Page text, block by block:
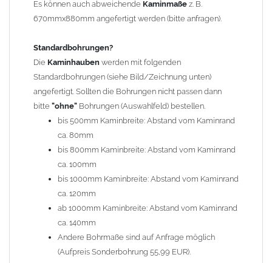
beträgt ca. 25cm bis 30cm. DieKaminhaubekann mit längeren
Stützen bis Höhe 450mm geliefert werden (Aufpreis 42,89 EUR).
Kaminkopfabdeckung
Kaminhaubewirdohne Kaminkopfabdeckung
Kaminkopfabdeckungenfinden Sie unter "Kaminabdeckung
Es stehen insgesamt 20 verschiedene Typen zur Auswahl. Bitte
Auswahlfeldangeben.
Standardhauben siehe Auswahlfeld: 01 Haus,03 Welle
(unser Topseller)
Laube, 13 Schwalbe, 14 Sattel Welle, 15 Welle 90° gedreht,
17 Dach, 18 Plafond 2, 19 S-Line, 20 Pult
Typ 07 (Welle hoch) und 08 (Doppel Welle) haben einen
Aufpreis von 20% (bitte anfragen - Bestellung nicht über
Shop möglich).
Die Typen 02 (Bogen), 06 (Krempe), 09 (Pagode), 10
Es können auch abweichende Kaminmaße z. B.
670mmx880mm angefertigt werden (bitte anfragen).
Standardbohrungen?
Die Kaminhauben werden mit folgenden
Standardbohrungen (siehe Bild/Zeichnung unten)
angefertigt. Sollten die Bohrungen nicht passen dann
bitte "ohne" Bohrungen (Auswahlfeld) bestellen.
bis 500mm Kaminbreite: Abstand vom Kaminrand
ca. 80mm
bis 800mm Kaminbreite: Abstand vom Kaminrand
ca. 100mm
bis 1000mm Kaminbreite: Abstand vom Kaminrand
ca. 120mm
ab 1000mm Kaminbreite: Abstand vom Kaminrand
ca. 140mm
Andere Bohrmaße sind auf Anfrage möglich
(Aufpreis Sonderbohrung 55,99 EUR).